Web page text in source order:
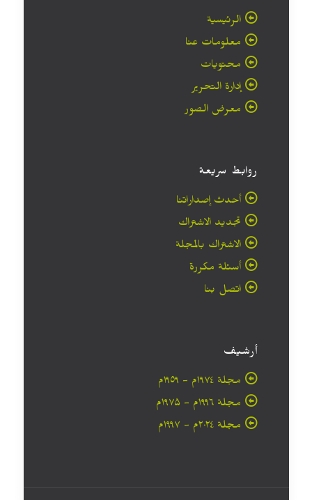
الرئيسية
معلومات عنا
محتويات
إدارة التحرير
معرض الصور
روابط سريعة
أحدث إصداراتنا
تجديد الاشتراك
الاشتراك بالمجلة
أسئلة مكررة
اتصل بنا
أرشيف
مجلة ۱۹۷٤م - ١٩٥٩م
مجلة ۱۹۹٦م - ۱۹۷۵م
مجلة ۲۰۲٤م - ۱۹۹۷م